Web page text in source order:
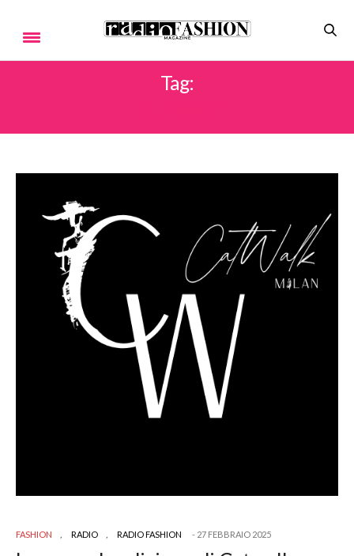
Tag:
FASHION , RADIO , RADIO FASHION 27 FEBBRAIO 2025